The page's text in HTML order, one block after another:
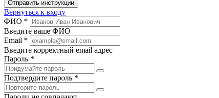
Отправить инструкции
Вернуться к входу
ФИО *
Введите ваше ФИО
Email *
Введите корректный email адрес
Пароль *
Подтвердите пароль *